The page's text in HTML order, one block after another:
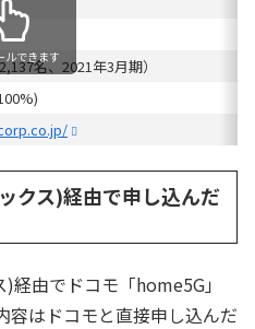
名、2021年3月期）
ルできます
クス)経由で申し込んだ
経由でドコモ「home5G」
容はドコモと直接申し込んだ